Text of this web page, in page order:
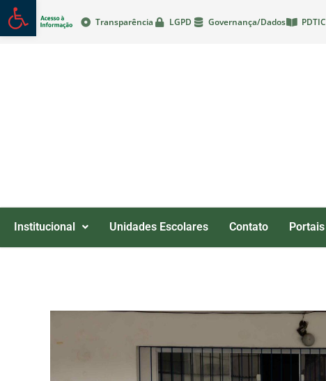
Transparência LGPD Governança/Dados PDTIC
Institucional Unidades Escolares Contato Portais